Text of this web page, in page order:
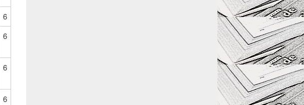
6
6
6
6